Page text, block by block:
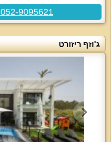
052-9095621 - מרכז הזמנות
ג'וזף ריזורט